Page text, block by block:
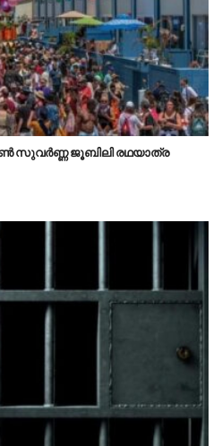
ജൂബിലി രഥയാത്ര